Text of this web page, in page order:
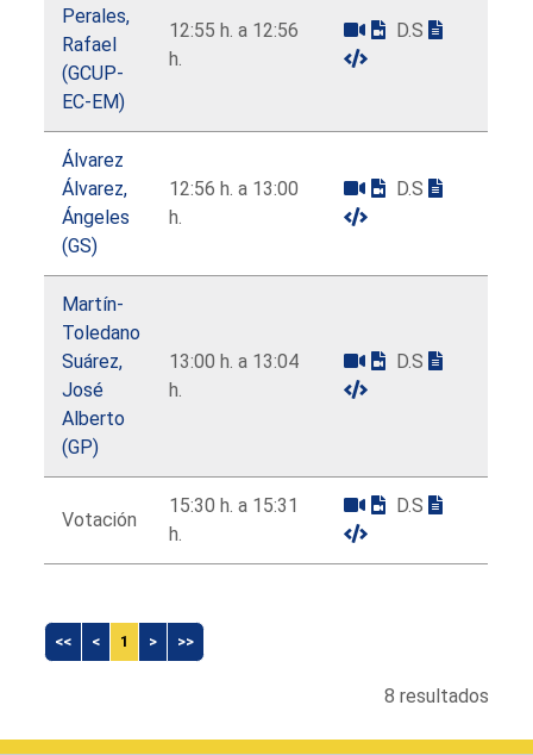
Perales,
Rafael
(GCUP-
EC-EM)
12:55 h. a 12:56
h.
D.S
Álvarez
Álvarez,
Ángeles
(GS)
12:56 h. a 13:00
h.
D.S
Martín-
Toledano
Suárez,
José
Alberto
(GP)
13:00 h. a 13:04
h.
D.S
Votación
15:30 h. a 15:31
h.
D.S
<< < 1 > >>
8 resultados